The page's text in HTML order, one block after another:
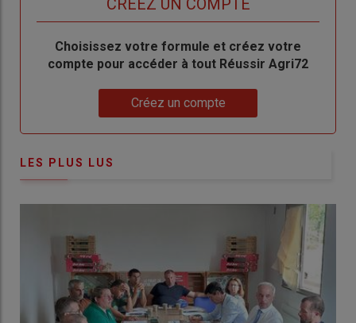
CRÉEZ UN COMPTE
BodyChoisissez votre formule et créez votre
compte pour accéder à tout Réussir Agri72
Créez un compte
LES PLUS LUS